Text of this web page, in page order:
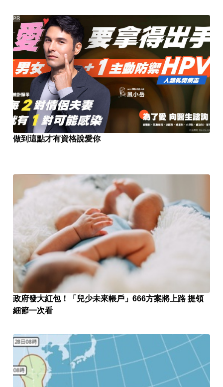
做到這點才有資格說愛你
PR
政府發大紅包！「兒少未來帳戶」666方案將上路 提領
細節一次看